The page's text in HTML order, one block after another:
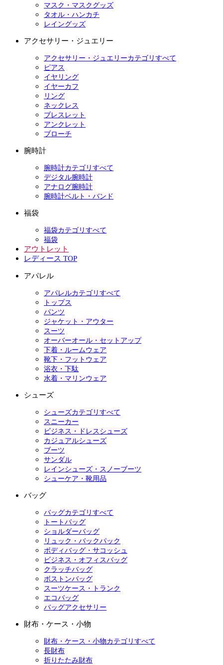
マスク・マスクグッズ
タオル・ハンカチ
レイングッズ
アクセサリー・ジュエリー
アクセサリー・ジュエリーカテゴリすべて
ピアス
イヤリング
イヤーカフ
リング
ネックレス
ブレスレット
アンクレット
ブローチ
腕時計
腕時計カテゴリすべて
デジタル腕時計
アナログ腕時計
腕時計ベルト・バンド
福袋
福袋カテゴリすべて
福袋
アウトレット
レディース TOP
アパレル
アパレルカテゴリすべて
トップス
パンツ
ジャケット・アウター
スーツ
オーバーオール・セットアップ
下着・ルームウェア
靴下・フットウェア
浴衣・下駄
水着・マリンウェア
シューズ
シューズカテゴリすべて
スニーカー
ビジネス・ドレスシューズ
カジュアルシューズ
ブーツ
サンダル
レインシューズ・スノーブーツ
シューケア・靴用品
バッグ
バッグカテゴリすべて
トートバッグ
ショルダーバッグ
リュック・バックパック
ボディバッグ・サコッシュ
ビジネス・オフィスバッグ
クラッチバッグ
ボストンバッグ
スーツケース・トランク
エコバッグ
バッグアクセサリー
財布・ケース・小物
財布・ケース・小物カテゴリすべて
長財布
折りたたみ財布